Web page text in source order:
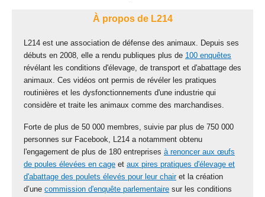
À propos de L214
L214 est une association de défense des animaux. Depuis ses
débuts en 2008, elle a rendu publiques plus de 100 enquêtes
révélant les conditions d'élevage, de transport et d'abattage des
animaux. Ces vidéos ont permis de révéler les pratiques
routinières et les dysfonctionnements d'une industrie qui
considère et traite les animaux comme des marchandises.
Forte de plus de 50 000 membres, suivie par plus de 750 000
personnes sur Facebook, L214 a notamment obtenu
l'engagement de plus de 180 entreprises à renoncer aux œufs
de poules élevées en cage et aux pires pratiques d'élevage et
d'abattage des poulets élevés pour leur chairet la création
d’une commission d'enquête parlementaire sur les conditions